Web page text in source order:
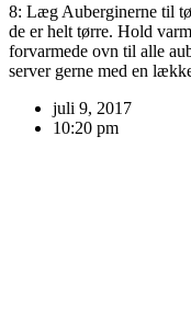
8: Læg Auberginerne til
de er helt tørre. Hold
forvarmede ovn til alle
server gerne med en
juli 9, 2017
10:20 pm